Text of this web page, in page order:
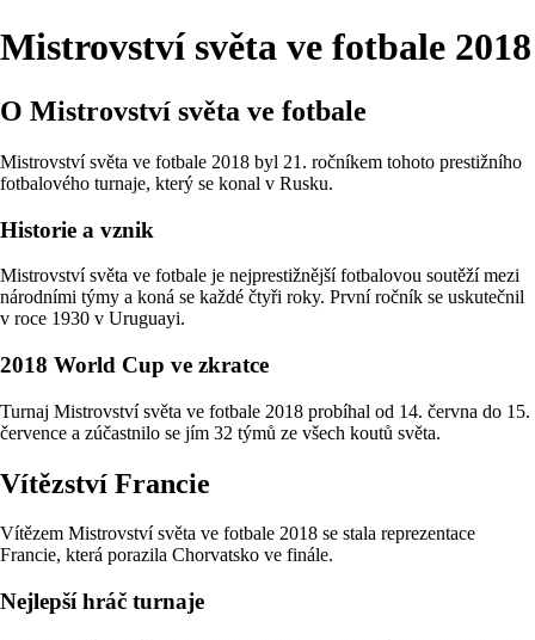
Mistrovství světa ve fotbale 2018
O Mistrovství světa ve fotbale
Mistrovství světa ve fotbale 2018 byl 21. ročníkem tohoto prestižního
fotbalového turnaje, který se konal v Rusku.
Historie a vznik
Mistrovství světa ve fotbale je nejprestižnější fotbalovou soutěží mezi
národními týmy a koná se každé čtyři roky. První ročník se uskutečnil
v roce 1930 v Uruguayi.
2018 World Cup ve zkratce
Turnaj Mistrovství světa ve fotbale 2018 probíhal od 14. června do 15.
července a zúčastnilo se jím 32 týmů ze všech koutů světa.
Vítězství Francie
Vítězem Mistrovství světa ve fotbale 2018 se stala reprezentace
Francie, která porazila Chorvatsko ve finále.
Nejlepší hráč turnaje